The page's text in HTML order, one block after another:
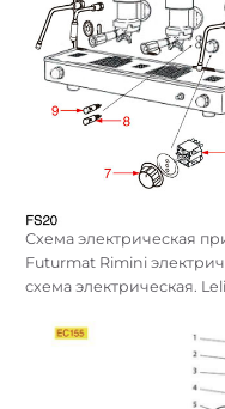
Схема электрическая
Futurmat Rimini
схема электрическая.